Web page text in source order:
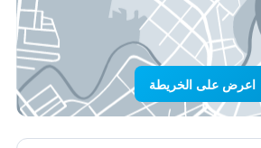
اعرض على الخريطة